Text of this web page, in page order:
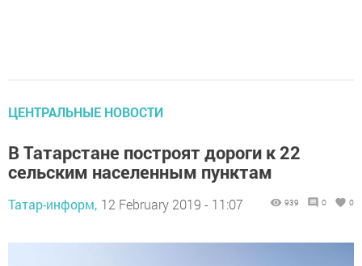
ЦЕНТРАЛЬНЫЕ НОВОСТИ
В Татарстане построят дороги к 22
сельским населенным пунктам
Татар-информ, 12 February 2019 - 11:07 939 0 0